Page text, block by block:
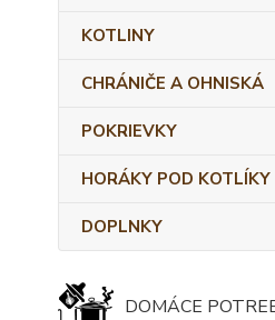
KOTLINY
CHRÁNIČE A OHNISKÁ
POKRIEVKY
HORÁKY POD KOTLÍKY
DOPLNKY
DOMÁCE